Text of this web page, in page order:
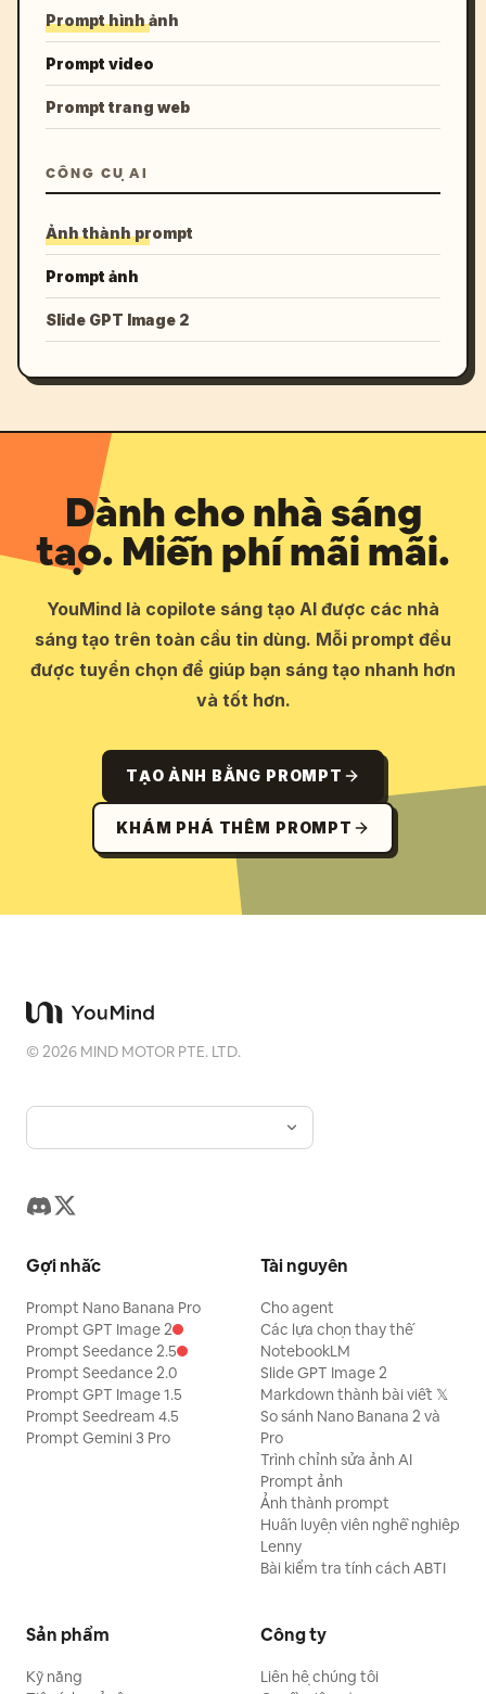
Prompt hình ảnh
Prompt video
Prompt trang web
CÔNG CỤ AI
Ảnh thành prompt
Prompt ảnh
Slide GPT Image 2
Dành cho nhà sáng
tạo. Miễn phí mãi mãi.
YouMind là copilote sáng tạo AI được các nhà
sáng tạo trên toàn cầu tin dùng. Mỗi prompt đều
được tuyển chọn để giúp bạn sáng tạo nhanh hơn
và tốt hơn.
TẠO ẢNH BẰNG PROMPT
KHÁM PHÁ THÊM PROMPT
©2026 MIND MOTOR PTE. LTD.
Gợi nhắc
Prompt Nano Banana Pro
Prompt GPT Image 2
Prompt Seedance 2.5
Prompt Seedance 2.0
Prompt GPT Image 1.5
Prompt Seedream 4.5
Prompt Gemini 3 Pro
Tài nguyên
Cho agent
Các lựa chọn thay thế
NotebookLM
Slide GPT Image 2
Markdown thành bài viết 𝕏
So sánh Nano Banana 2 và
Pro
Trình chỉnh sửa ảnh AI
Prompt ảnh
Ảnh thành prompt
Huấn luyện viên nghề nghiệp
Lenny
Bài kiểm tra tính cách ABTI
Sản phẩm
Kỹ năng
Công ty
Liên hệ chúng tôi